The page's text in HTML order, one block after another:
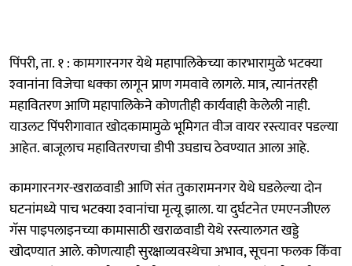
पिंपरी, ता. १ : कामगारनगर येथे महापालिकेच्या कारभारामुळे भटक्या
श्‍वानांना विजेचा धक्का लागून प्राण गमवावे लागले. मात्र, त्यानंतरही
महावितरण आणि महापालिकेने कोणतीही कार्यवाही केलेली नाही.
याउलट पिंपरीगावात खोदकामामुळे भूमिगत वीज वायर रस्त्यावर पडल्या
आहेत. बाजूलाच महावितरणचा डीपी उघडाच ठेवण्यात आला आहे.
कामगारनगर-खराळवाडी आणि संत तुकारामनगर येथे घडलेल्या दोन
घटनांमध्ये पाच भटक्या श्‍वानांचा मृत्यू झाला. या दुर्घटनेत एमएनजीएल
गॅस पाइपलाइनच्या कामासाठी खराळवाडी येथे रस्त्यालगत खड्डे
खोदण्यात आले. कोणत्याही सुरक्षाव्यवस्थेचा अभाव, सूचना फलक किंवा